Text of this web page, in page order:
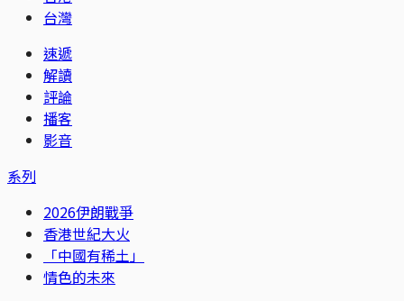
台灣
速遞
解讀
評論
播客
影音
系列
2026伊朗戰爭
香港世紀大火
「中國有稀土」
情色的未來